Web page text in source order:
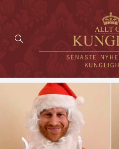
SENASTE